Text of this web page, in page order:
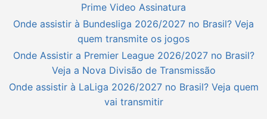
Prime Video Assinatura
Onde assistir à Bundesliga 2026/2027 no Brasil? Veja
quem transmite os jogos
Onde Assistir a Premier League 2026/2027 no Brasil?
Veja a Nova Divisão de Transmissão
Onde assistir à LaLiga 2026/2027 no Brasil? Veja quem
vai transmitir